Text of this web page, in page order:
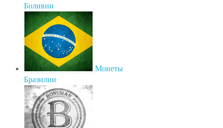
Боливии
Монеты
Бразилии